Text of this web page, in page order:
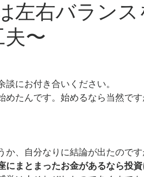
ついて
左右バラン
〜
談にお付き合いください。
めたんです。始めるなら当然で
か、自分なりに結論が出たのです
にまとまったお金があるなら投資